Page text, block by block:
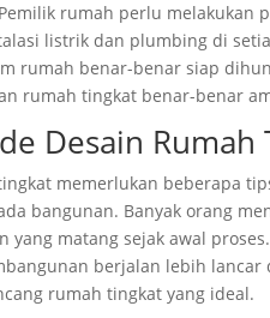
rumah perlu melakukan
listrik dan plumbing di
rumah benar-benar siap
rumah tingkat benar-benar
Desain Rumah
memerlukan beberapa
bangunan. Banyak orang
yang matang sejak awal
berjalan lebih
rumah tingkat yang ideal.